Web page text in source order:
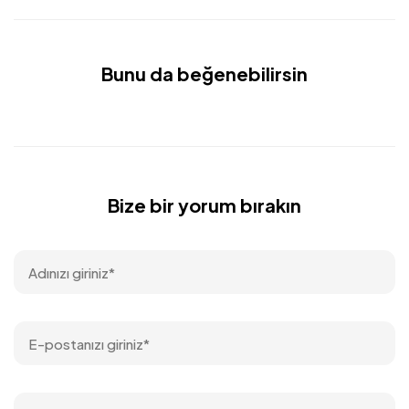
Bunu da beğenebilirsin
Bize bir yorum bırakın